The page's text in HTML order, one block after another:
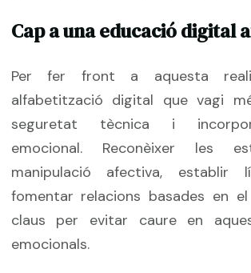
Cap a una educació digital
Per fer front a aquesta
alfabetització digital que vagi
seguretat tècnica i
emocional. Reconèixer les
manipulació afectiva,
fomentar relacions basades en
claus per evitar caure en
emocionals.